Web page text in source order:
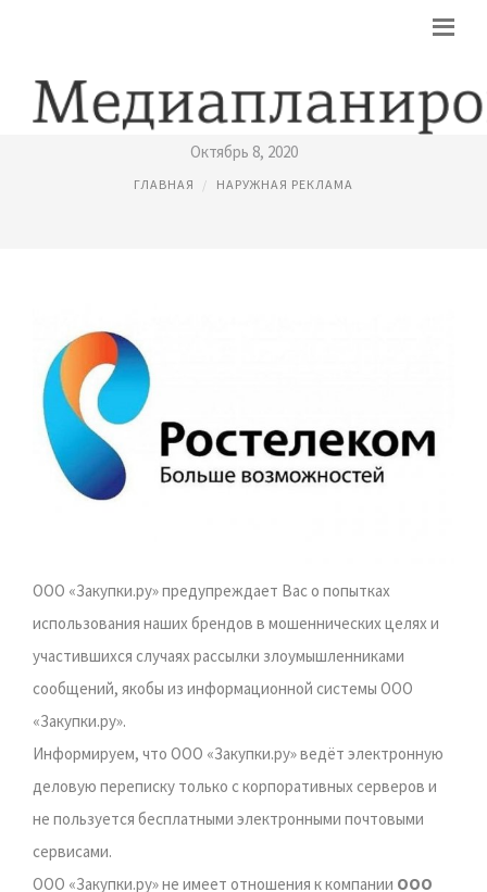
ТЕНДЕР НАРУЖНАЯ РЕКЛАМА
Октябрь 8, 2020
ГЛАВНАЯ НАРУЖНАЯ РЕКЛАМА
ООО «Закупки.ру» предупреждает Вас о попытках
использования наших брендов в мошеннических целях и
участившихся случаях рассылки злоумышленниками
сообщений, якобы из информационной системы ООО
«Закупки.ру».
Информируем, что ООО «Закупки.ру» ведёт электронную
деловую переписку только с корпоративных серверов и
не пользуется бесплатными электронными почтовыми
сервисами.
ООО «Закупки.ру» не имеет отношения к компании ООО